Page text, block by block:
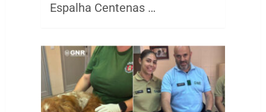
Espalha Centenas …